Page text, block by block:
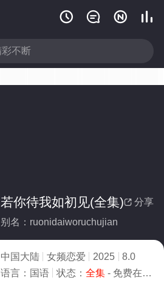
   
 分享
若你待我如初见(全集)
别名：ruonidaiworuchujian
中国大陆 女频恋爱 2025
8.0
语言： 国语 状态： 全集- 免费在线观看